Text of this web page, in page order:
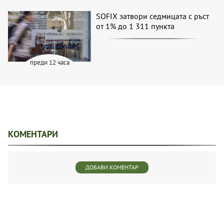
преди 12 часа
SOFIX затвори седмицата с ръст
от 1% до 1 311 пункта
КОМЕНТАРИ
ДОБАВИ КОМЕНТАР